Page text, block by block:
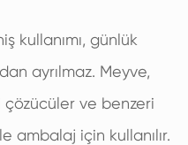
kullanımı, günlük
ayrılmaz. Meyve,
ve benzeri
ambalaj için kullanılır.